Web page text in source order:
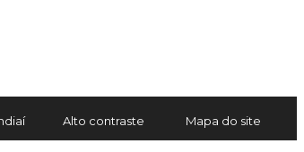
Alto contraste Mapa do site